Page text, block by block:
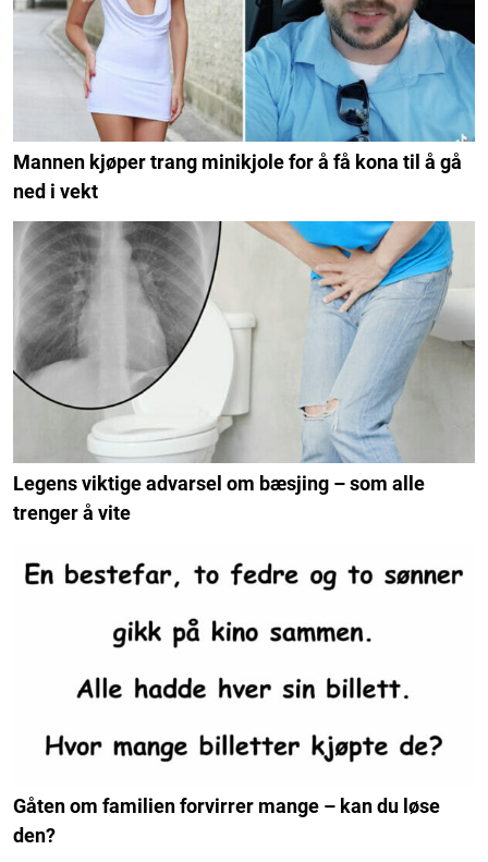
Mannen kjøper trang minikjole for å få kona til å gå
ned i vekt
Legens viktige advarsel om bæsjing – som alle
trenger å vite
Gåten om familien forvirrer mange – kan du løse
den?